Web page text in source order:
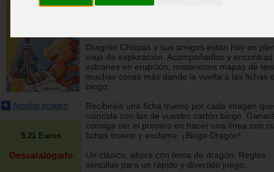
Ampliar imagen
9.21 Euros
Descatalogado
Descatalogado
Dragrón Chispas y sus amigos están hoy en
viaje de exploración. Acompañadlos y
volcanes en erupción, misteriosos mapas de
muchas cosas más dando la vuelta a las fichas
bingo.
Recibiréis una ficha trueno por cada imagen que
coincida con las de vuestro cartón bingo.
consiga ser el primero en hacer una línea con
fichas trueno y exclame: ¡Bingo Dragón!
Un clásico, ahora con tema de dragón. Reglas
sencillas para un rápido y divertido juego.